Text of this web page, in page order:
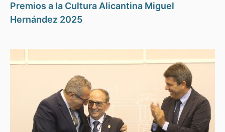
Premios a la Cultura Alicantina Miguel
Hernández 2025